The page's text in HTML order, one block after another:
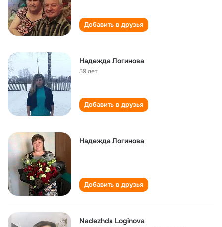
Добавить в друзья
Надежда Логинова
39 лет
Добавить в друзья
Надежда Логинова
Добавить в друзья
Nadezhda Loginova